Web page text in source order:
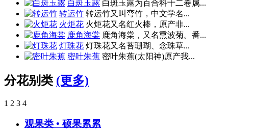
白斑玉露 白斑玉露为百合科十二卷属...
转运竹 转运竹又叫弯竹，中文学名...
火炬花 火炬花又名红火棒，原产非...
鹿角海棠 鹿角海棠，又名熏波菊。番...
灯珠花 灯珠花又名苔珊瑚、念珠草...
密叶朱蕉 密叶朱蕉(太阳神)原产我...
分花别类 (更多)
1 2 3 4
观果类 • 硕果累累